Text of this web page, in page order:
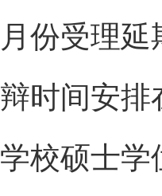
月份受理
辩时间安排
学校硕士学